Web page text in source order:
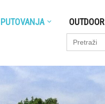
PUTOVANJA OUTDOOR
Search
for: